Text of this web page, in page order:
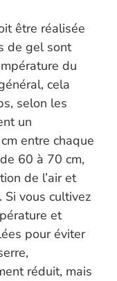
être réalisée
de gel sont
du
cela
selon les
un
entre chaque
60 à 70 cm,
de l’air et
vous cultivez
et
pour éviter
réduit, mais